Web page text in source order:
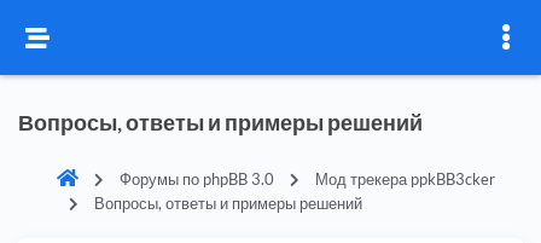
Вопросы, ответы и примеры решений
Форумы по phpBB 3.0
Мод трекера ppkBB3cker
Вопросы, ответы и примеры решений